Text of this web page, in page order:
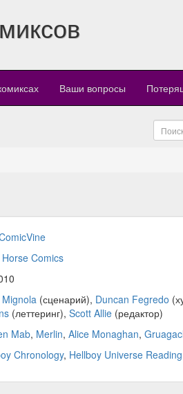
Ваши вопросы
Comics
(сценарий), Duncan Fegredo
(леттеринг), Scott Allie(редактор)
Mab, Merlin, Alice Monaghan,
Chronology, Hellboy Universe